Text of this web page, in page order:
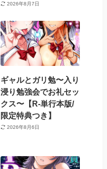
2026年8月7日
ギャルとガリ勉〜入り
浸り勉強会でお礼セッ
クス〜【R-単行本版/
限定特典つき】
2026年8月6日